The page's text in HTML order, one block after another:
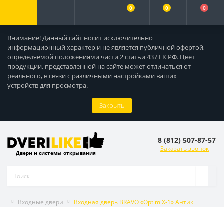
Внимание! Данный сайт носит исключительно
информационный характер и не является публичной офертой,
определяемой положениями части 2 статьи 437 ГК РФ. Цвет
продукции, представленной на сайте может отличаться от
реального, в связи с различными настройками ваших
устройств для просмотра.
Закрыть
0 0 0
Двери и системы открывания
8 (812) 507-87-57
Заказать звонок
Входные двери Входная дверь BRAVO «Optim X-1» Антик